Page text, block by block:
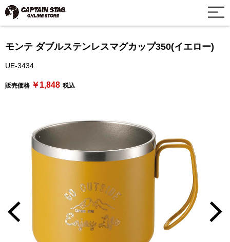
モンテ ダブルステンレスマグカップ350(イエロー)
UE-3434
販売価格 ￥1,848 税込